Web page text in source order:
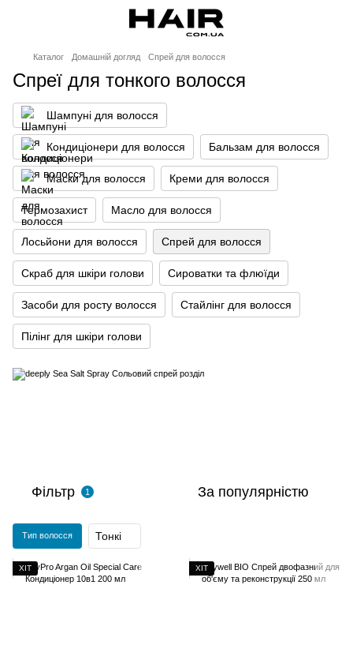
Каталог Домашній догляд Спрей для волосся
Спреї для тонкого волосся
Шампуні для волосся
Кондиціонери для волосся Бальзам для волосся
Маски для волосся Креми для волосся
Термозахист Масло для волосся
Лосьйони для волосся Спрей для волосся
Скраб для шкіри голови Сироватки та флюїди
Засоби для росту волосся Стайлінг для волосся
Пілінг для шкіри голови
Фільтр 1 За популярністю
Тип волосся Тонкі
ХІТ ХІТ